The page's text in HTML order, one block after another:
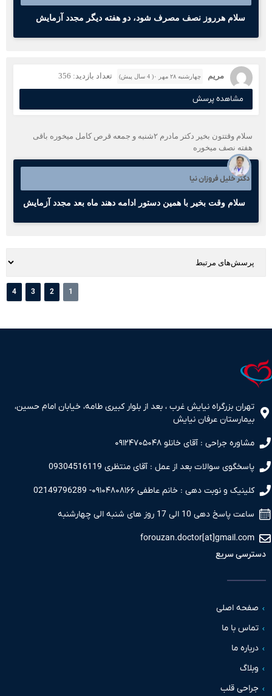
سلام هرروز نصف مصرف شود، دو هفته دیگر مجدد آزمایش
مریم چهارشنبه ۲۸ مهر ۰( 4 سال پیش) تعداد بازدید: 356
مشاهده پرسش
سلام وقتتون بخیر دکتر مادرم ۲شنبه و جمعه قرص کامل میخوره باقی
هفته نصف میخوره
دکتر خلیل فروزان نیا
سلام وقت بخیر با همین دستور ادامه دهند ماه بعد مجدد آزمایش
1
2
3
4
تهران بزرگراه نیایش غرب ، بعد از بلوار کبیری طامه، خیابان امام حسین،
بیمارستان عرفان نیایش
مشاوره جراحی : آقای خانلو ۰۹۱۲۴۷۰۵۰۴۸
پاسخگوی سوالات بعد از عمل : آقای منتظری 09304516119
کلینیک و نوبت دهی : خانم عاطفی ۰۹۱۰۴۸۰۸۱۶۶- 02149796289
ساعت پاسخ دهی 10 الی 17 روز های شنبه الی چهارشنبه
forouzan.doctor[at]gmail.com
دسترسی سریع
صفحه اصلی
تماس با ما
درباره ما
وبلاگ
جراحی قلب